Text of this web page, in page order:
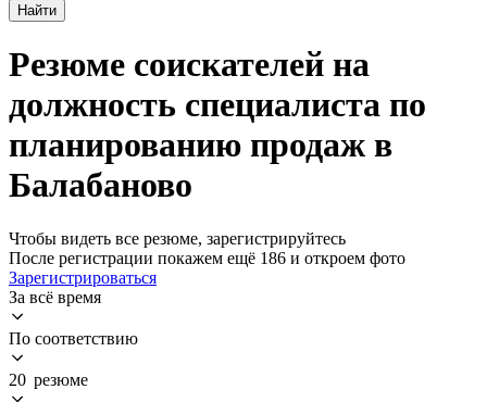
Найти
Резюме соискателей на
должность специалиста по
планированию продаж в
Балабаново
Чтобы видеть все резюме, зарегистрируйтесь
После регистрации покажем ещё 186 и откроем фото
Зарегистрироваться
За всё время
По соответствию
20 резюме